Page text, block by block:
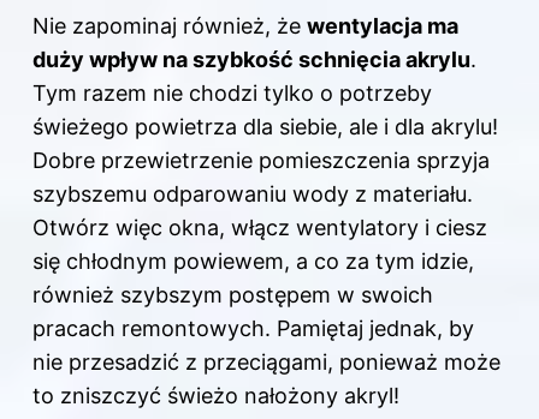
Nie zapominaj również, że wentylacja ma
duży wpływ na szybkość schnięcia akrylu.
Tym razem nie chodzi tylko o potrzeby
świeżego powietrza dla siebie, ale i dla akrylu!
Dobre przewietrzenie pomieszczenia sprzyja
szybszemu odparowaniu wody z materiału.
Otwórz więc okna, włącz wentylatory i ciesz
się chłodnym powiewem, a co za tym idzie,
również szybszym postępem w swoich
pracach remontowych. Pamiętaj jednak, by
nie przesadzić z przeciągami, ponieważ może
to zniszczyć świeżo nałożony akryl!